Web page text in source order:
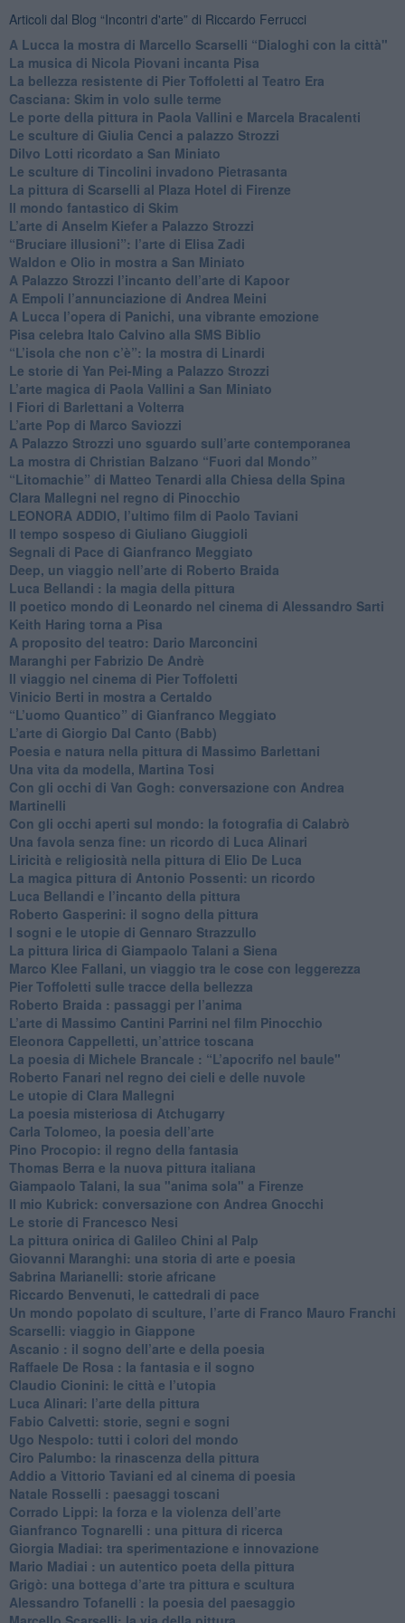
Articoli dal Blog “Incontri d'arte” di Riccardo Ferrucci
A Lucca la mostra di Marcello Scarselli “Dialoghi con la città"
​La musica di Nicola Piovani incanta Pisa
​La bellezza resistente di Pier Toffoletti al Teatro Era
​Casciana: Skim in volo sulle terme
​Le porte della pittura in Paola Vallini e Marcela Bracalenti
​Le sculture di Giulia Cenci a palazzo Strozzi
​Dilvo Lotti ricordato a San Miniato
​Le sculture di Tincolini invadono Pietrasanta
La pittura di Scarselli al Plaza Hotel di Firenze
​Il mondo fantastico di Skim
​L’arte di Anselm Kiefer a Palazzo Strozzi
​“Bruciare illusioni”: l’arte di Elisa Zadi
​Waldon e Olio in mostra a San Miniato
​A Palazzo Strozzi l’incanto dell’arte di Kapoor
​A Empoli l’annunciazione di Andrea Meini
A Lucca l’opera di Panichi, una vibrante emozione
Pisa celebra Italo Calvino alla SMS Biblio
“L’isola che non c’è”: la mostra di Linardi
​Le storie di Yan Pei-Ming a Palazzo Strozzi
​L’arte magica di Paola Vallini a San Miniato
​I Fiori di Barlettani a Volterra
​L’arte Pop di Marco Saviozzi
​A Palazzo Strozzi uno sguardo sull’arte contemporanea
La mostra di Christian Balzano “Fuori dal Mondo”
​“Litomachie” di Matteo Tenardi alla Chiesa della Spina
​Clara Mallegni nel regno di Pinocchio
​LEONORA ADDIO, l’ultimo film di Paolo Taviani
Il tempo sospeso di Giuliano Giuggioli
Segnali di Pace di Gianfranco Meggiato
​Deep, un viaggio nell’arte di Roberto Braida
​Luca Bellandi : la magia della pittura
​Il poetico mondo di Leonardo nel cinema di Alessandro Sarti
​Keith Haring torna a Pisa
​A proposito del teatro: Dario Marconcini
Maranghi per Fabrizio De Andrè
​Il viaggio nel cinema di Pier Toffoletti
Vinicio Berti in mostra a Certaldo
“L’uomo Quantico” di Gianfranco Meggiato
​L’arte di Giorgio Dal Canto (Babb)
Poesia e natura nella pittura di Massimo Barlettani
Una vita da modella, Martina Tosi
​Con gli occhi di Van Gogh: conversazione con Andrea
Martinelli
​Con gli occhi aperti sul mondo: la fotografia di Calabrò
Una favola senza fine: un ricordo di Luca Alinari
Liricità e religiosità nella pittura di Elio De Luca
La magica pittura di Antonio Possenti: un ricordo
Luca Bellandi e l’incanto della pittura
​Roberto Gasperini: il sogno della pittura
I sogni e le utopie di Gennaro Strazzullo
La pittura lirica di Giampaolo Talani a Siena
​Marco Klee Fallani, un viaggio tra le cose con leggerezza
​Pier Toffoletti sulle tracce della bellezza
​Roberto Braida : passaggi per l’anima
​L’arte di Massimo Cantini Parrini nel film Pinocchio
Eleonora Cappelletti, un’attrice toscana
​La poesia di Michele Brancale : “L’apocrifo nel baule"
Roberto Fanari nel regno dei cieli e delle nuvole
Le utopie di Clara Mallegni
​La poesia misteriosa di Atchugarry
Carla Tolomeo, la poesia dell’arte
Pino Procopio: il regno della fantasia
Thomas Berra e la nuova pittura italiana
Giampaolo Talani, la sua "anima sola" a Firenze
Il mio Kubrick: conversazione con Andrea Gnocchi
Le storie di Francesco Nesi
​La pittura onirica di Galileo Chini al Palp
​Giovanni Maranghi: una storia di arte e poesia
Sabrina Marianelli: storie africane
​Riccardo Benvenuti, le cattedrali di pace
​Un mondo popolato di sculture, l’arte di Franco Mauro Franchi
​Scarselli: viaggio in Giappone
​Ascanio : il sogno dell’arte e della poesia
Raffaele De Rosa : la fantasia e il sogno
​Claudio Cionini: le città e l’utopia
Luca Alinari: l’arte della pittura
​Fabio Calvetti: storie, segni e sogni
Ugo Nespolo: tutti i colori del mondo
​Ciro Palumbo: la rinascenza della pittura
​Addio a Vittorio Taviani ed al cinema di poesia
​Natale Rosselli : paesaggi toscani
​Corrado Lippi: la forza e la violenza dell’arte
Gianfranco Tognarelli : una pittura di ricerca
Giorgia Madiai: tra sperimentazione e innovazione
Mario Madiai : un autentico poeta della pittura
Grigò: una bottega d’arte tra pittura e scultura
Alessandro Tofanelli : la poesia del paesaggio